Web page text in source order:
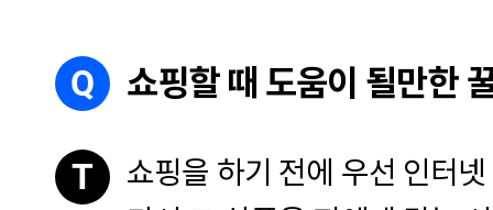
Q 쇼핑할 때 도움이 될만한
T
쇼핑을 하기 전에 우선 인터